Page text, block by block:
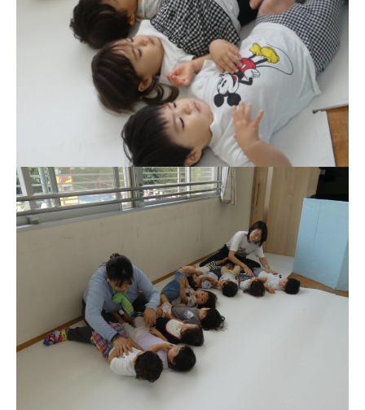
教職員募集
園のこと
安⼼・安全対策
課外教室
理事長のことば
教育と保育
美⽊多幼稚園の理想
園の1⽇
年間⾏事
預かり保育［ヒラソル ]